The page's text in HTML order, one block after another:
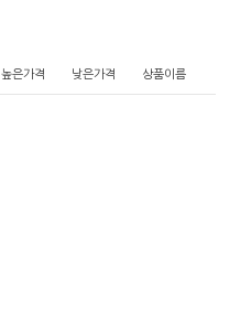
높은가격 낮은가격 상품이름